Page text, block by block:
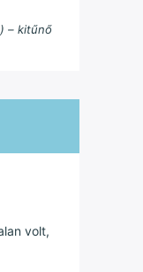
– kitűnő
volt,